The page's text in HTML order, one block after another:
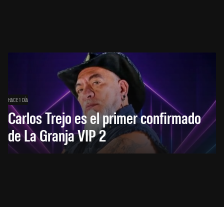
HACE 1 DÍA
Carlos Trejo es el primer confirmado
de La Granja VIP 2